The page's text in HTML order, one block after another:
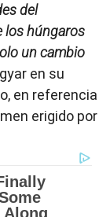
del
los húngaros
un cambio
en su
en referencia
erigido por